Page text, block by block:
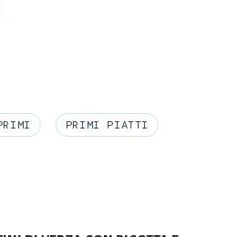
PRIMI PIATTI